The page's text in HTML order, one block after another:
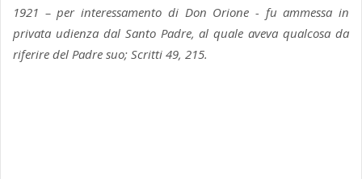
1921 – per interessamento di Don Orione - fu ammessa in
privata udienza dal Santo Padre, al quale aveva qualcosa da
riferire del Padre suo; Scritti 49, 215.